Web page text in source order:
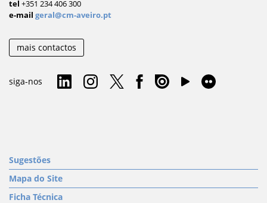
tel +351 234 406 300
e-mail geral@cm-aveiro.pt
mais contactos
siga-nos
Sugestões
Mapa do Site
Ficha Técnica